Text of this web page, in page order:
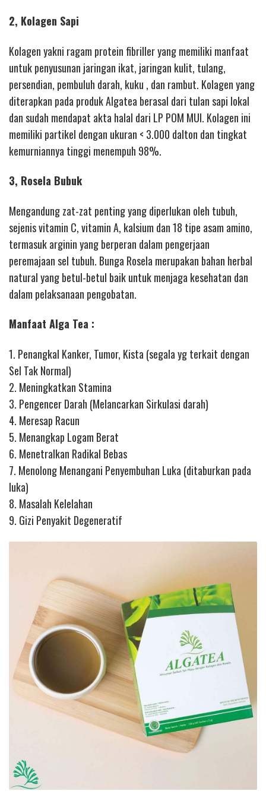
2, Kolagen Sapi
Kolagen yakni ragam protein fibriller yang memiliki manfaat
untuk penyusunan jaringan ikat, jaringan kulit, tulang,
persendian, pembuluh darah, kuku , dan rambut. Kolagen yang
diterapkan pada produk Algatea berasal dari tulan sapi lokal
dan sudah mendapat akta halal dari LP POM MUI. Kolagen ini
memiliki partikel dengan ukuran < 3.000 dalton dan tingkat
kemurniannya tinggi menempuh 98%.
3, Rosela Bubuk
Mengandung zat-zat penting yang diperlukan oleh tubuh,
sejenis vitamin C, vitamin A, kalsium dan 18 tipe asam amino,
termasuk arginin yang berperan dalam pengerjaan
peremajaan sel tubuh. Bunga Rosela merupakan bahan herbal
natural yang betul-betul baik untuk menjaga kesehatan dan
dalam pelaksanaan pengobatan.
Manfaat Alga Tea :
1. Penangkal Kanker, Tumor, Kista (segala yg terkait dengan
Sel Tak Normal)
2. Meningkatkan Stamina
3. Pengencer Darah (Melancarkan Sirkulasi darah)
4. Meresap Racun
5. Menangkap Logam Berat
6. Menetralkan Radikal Bebas
7. Menolong Menangani Penyembuhan Luka (ditaburkan pada
luka)
8. Masalah Kelelahan
9. Gizi Penyakit Degeneratif